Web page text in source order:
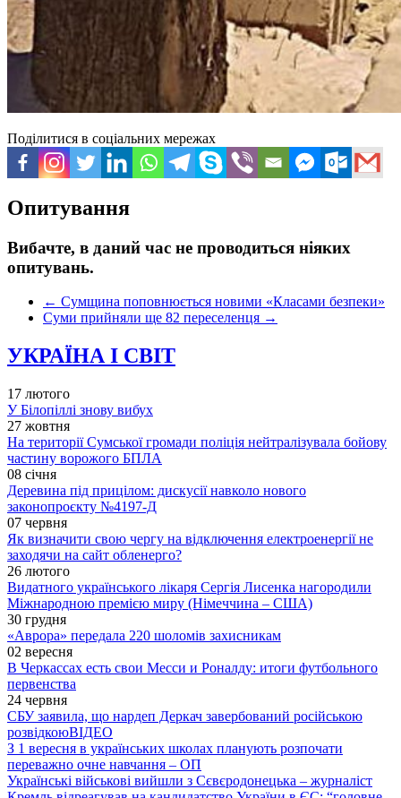
Поділитися в соціальних мережах
Опитування
Вибачте, в даний час не проводиться ніяких
опитувань.
← Сумщина поповнюється новими «Класами безпеки»
Суми прийняли ще 82 переселенця →
УКРАЇНА І СВІТ
17 лютого
У Білопіллі знову вибух
27 жовтня
На території Сумської громади поліція нейтралізувала бойову
частину ворожого БПЛА
08 січня
Деревина під прицілом: дискусії навколо нового
законопроєкту №4197-Д
07 червня
Як визначити свою чергу на відключення електроенергії не
заходячи на сайт обленерго?
26 лютого
Видатного українського лікаря Сергія Лисенка нагородили
Міжнародною премією миру (Німеччина – США)
30 грудня
«Аврора» передала 220 шоломів захисникам
02 вересня
В Черкассах есть свои Месси и Роналду: итоги футбольного
первенства
24 червня
СБУ заявила, що нардеп Деркач завербований російською
розвідкоюВІДЕО
З 1 вересня в українських школах планують розпочати
переважно очне навчання – ОП
Українські військові вийшли з Сєвєродонецька – журналіст